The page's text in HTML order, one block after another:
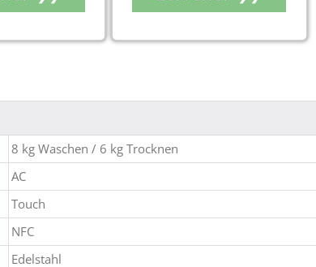
8 kg Waschen / 6 kg Trocknen
AC
Touch
NFC
Edelstahl